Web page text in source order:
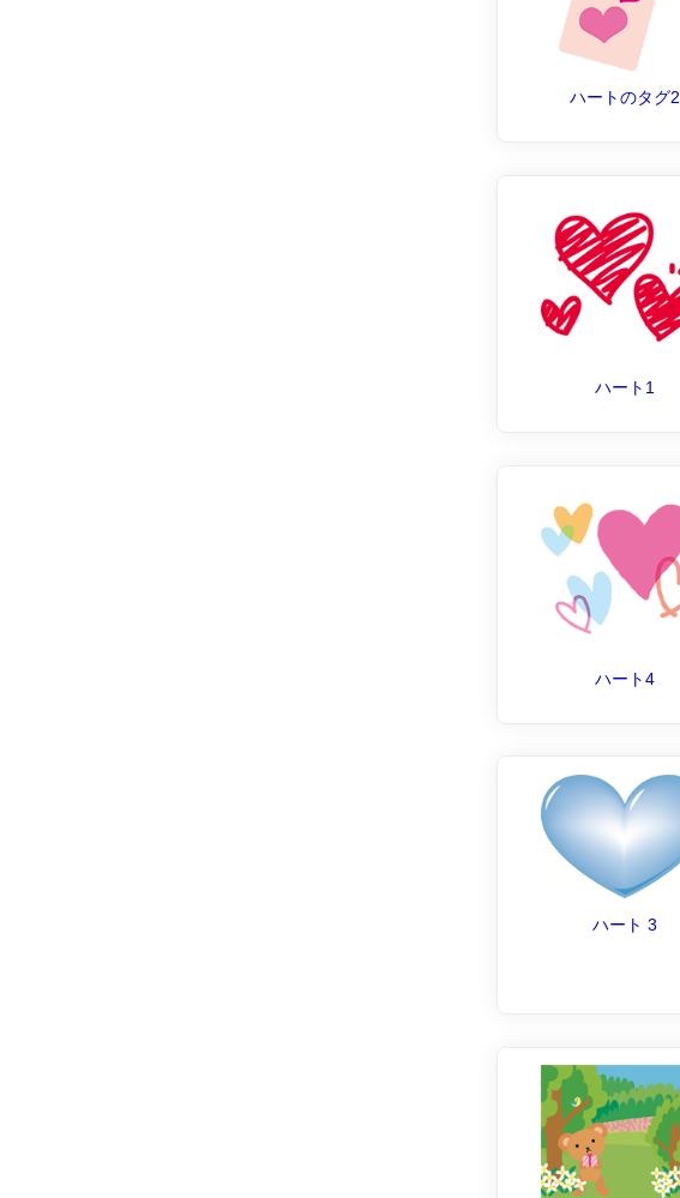
ハートのタグ2
ハート1
ハート4
ハート 3